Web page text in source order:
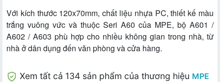
Với kích thước 120x70mm, chất liệu nhựa PC, thiết kế màu
trắng vuông vức và thuộc Seri A60 của MPE, bộ A601 /
A602 / A603 phù hợp cho nhiều không gian trong nhà, từ
nhà ở dân dụng đến văn phòng và cửa hàng.
Xem tất cả 134 sản phẩm của thương hiệu MPE